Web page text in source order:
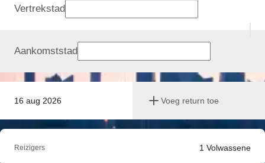
16 aug 2026 Voeg return toe
Vertrekstad
Aankomststad
Reizigers 1 Volwassene